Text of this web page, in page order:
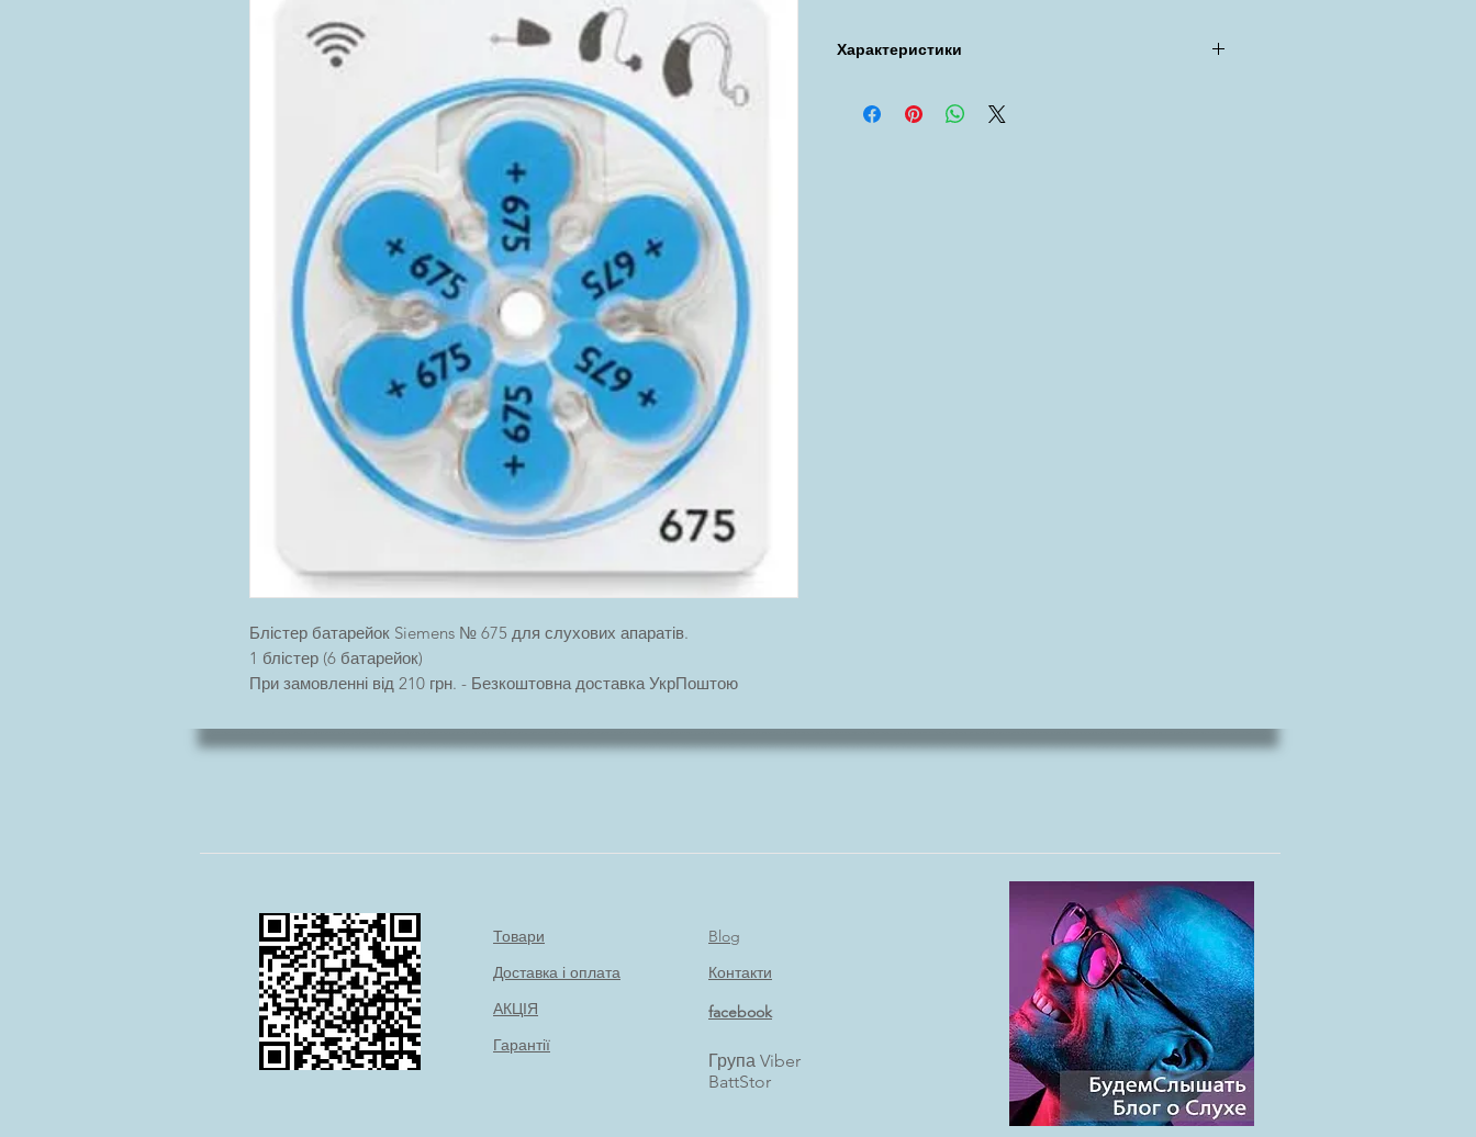
Блістер батарейок Siemens № 675 для слухових апаратів.
1 блістер (6 батарейок)
При замовленні від 210 грн. - Безкоштовна доставка УкрПоштою
Характеристики
Термін придатності: 3 роки
Товари
Доставка і оплата
АКЦІЯ
Гарантії
Blog
Контакти
facebook
Група Viber
BattStor